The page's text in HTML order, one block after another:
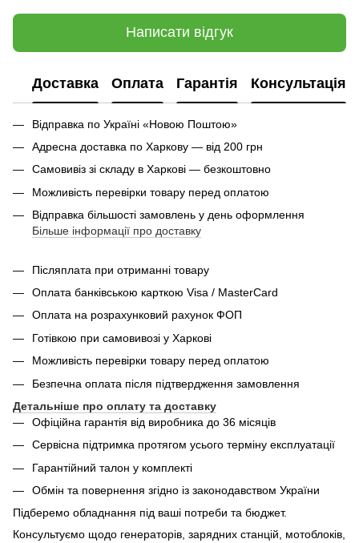
Написати відгук
Доставка Оплата Гарантія Консультація
Відправка по Україні «Новою Поштою»
Адресна доставка по Харкову — від 200 грн
Самовивіз зі складу в Харкові — безкоштовно
Можливість перевірки товару перед оплатою
Відправка більшості замовлень у день оформлення
Більше інформації про доставку
Післяплата при отриманні товару
Оплата банківською карткою Visa / MasterCard
Оплата на розрахунковий рахунок ФОП
Готівкою при самовивозі у Харкові
Можливість перевірки товару перед оплатою
Безпечна оплата після підтвердження замовлення
Детальніше про оплату та доставку
Офіційна гарантія від виробника до 36 місяців
Сервісна підтримка протягом усього терміну експлуатації
Гарантійний талон у комплекті
Обмін та повернення згідно із законодавством України
Підберемо обладнання під ваші потреби та бюджет.
Консультуємо щодо генераторів, зарядних станцій, мотоблоків,